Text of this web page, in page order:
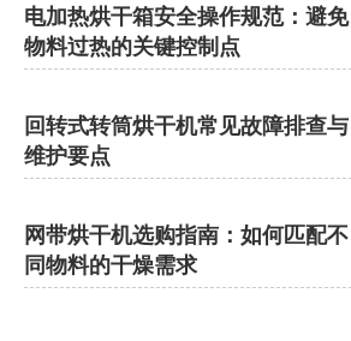
电加热烘干箱安全操作规范：避免
物料过热的关键控制点
回转式转筒烘干机常见故障排查与
维护要点
网带烘干机选购指南：如何匹配不
同物料的干燥需求